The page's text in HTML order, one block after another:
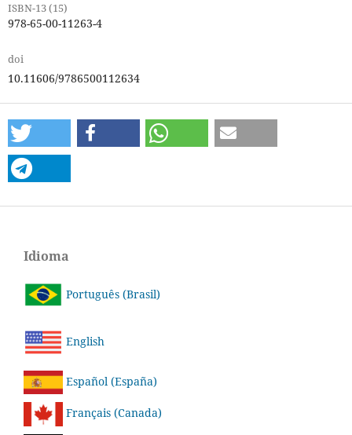
ISBN-13 (15)
978-65-00-11263-4
doi
10.11606/9786500112634
Idioma
Português (Brasil)
English
Español (España)
Français (Canada)